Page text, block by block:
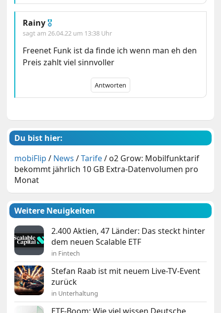
Rainy 🎖
sagt am26.04.22 um 13:38 Uhr
Freenet Funk ist da finde ich wenn man eh den
Preis zahlt viel sinnvoller
Antworten
Du bist hier:
mobiFlip / News /Tarife/ o2 Grow: Mobilfunktarif
bekommt jährlich 10 GB Extra-Datenvolumen pro
Monat
Weitere Neuigkeiten
2.400 Aktien, 47 Länder: Das steckt hinter
dem neuen Scalable ETF
in Fintech
Stefan Raab ist mit neuem Live-TV-Event
zurück
in Unterhaltung